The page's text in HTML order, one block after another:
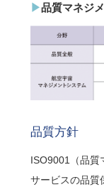
品質マネジ
品質方針
ISO9001（品質
サービスの品質